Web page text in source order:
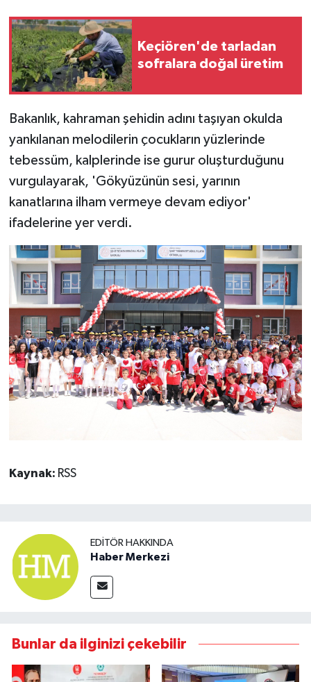
Keçiören'de tarladan
sofralara doğal üretim
Bakanlık, kahraman şehidin adını taşıyan okulda
yankılanan melodilerin çocukların yüzlerinde
tebessüm, kalplerinde ise gurur oluşturduğunu
vurgulayarak, 'Gökyüzünün sesi, yarının
kanatlarına ilham vermeye devam ediyor'
ifadelerine yer verdi.
Kaynak: RSS
EDITÖR HAKKINDA
Haber Merkezi
Bunlar da ilginizi çekebilir